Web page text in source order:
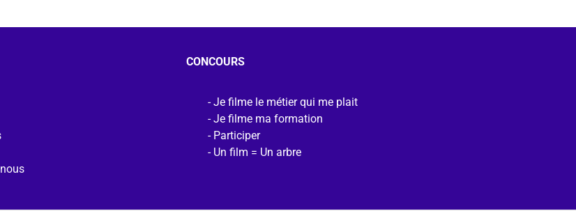
CONCOURS
Je filme le métier qui me plait
Je filme ma formation
Participer
Un film = Un arbre